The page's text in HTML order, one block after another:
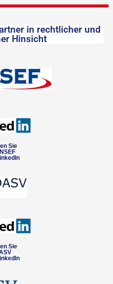
in rechtlicher und
Hinsicht
Sie
Sie